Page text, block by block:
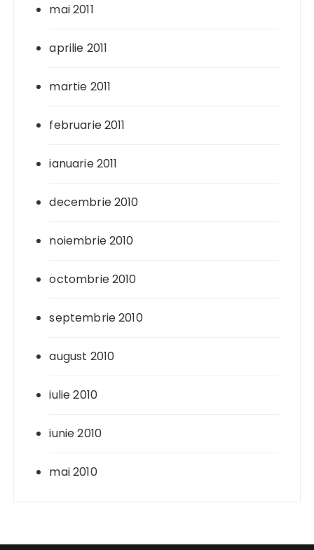
mai 2011
aprilie 2011
martie 2011
februarie 2011
ianuarie 2011
decembrie 2010
noiembrie 2010
octombrie 2010
septembrie 2010
august 2010
iulie 2010
iunie 2010
mai 2010